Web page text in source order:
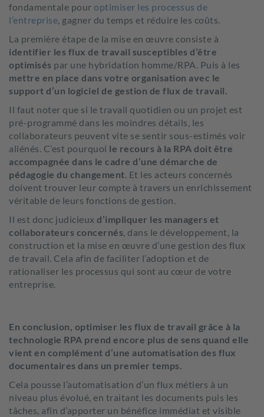
fondamentale pour optimiser les processus de
l’entreprise, gagner du temps et réduire les coûts.
La première étape de la mise en œuvre consiste à
identifier les flux de travail susceptibles d’être
optimisés par une hybridation homme/RPA. Puis à les
mettre en place dans votre organisation avec le
support d’un logiciel de gestion de flux de travail.
Il faut noter que si le travail quotidien ou un projet est
pré-programmé dans les moindres détails, les
collaborateurs peuvent vite se sentir sous-estimés voir
aliénés. C’est pourquoi le recours à la RPA doit être
accompagnée dans le cadre d’une démarche de
pédagogie du changement. Et les acteurs concernés
doivent trouver leur compte à travers un enrichissement
véritable de leurs fonctions de gestion.
Il est donc judicieux d’impliquer les managers et
collaborateurs concernés, dans le développement, la
construction et la mise en œuvre d’une gestion des flux
de travail. Cela afin de faciliter l’adoption et de
rationaliser les processus qui sont au cœur de votre
entreprise.
En conclusion, optimiser les flux de travail grâce à la
technologie RPA prend encore plus de sens quand elle
vient en complément d’une automatisation des flux
documentaires dans un premier temps.
Cela pousse l’automatisation d’un flux métiers à un
niveau plus évolué, en traitant les documents puis les
tâches, afin d’apporter un bénéfice immédiat et visible